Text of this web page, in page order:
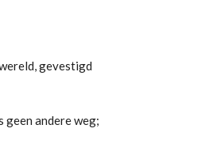
gevestigd
geen andere weg;